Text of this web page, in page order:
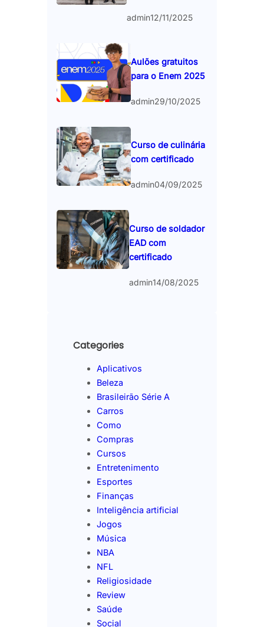
admin12/11/2025
Aulões gratuitos
para o Enem 2025
admin29/10/2025
Curso de culinária
com certificado
admin04/09/2025
Curso de soldador
EAD com
certificado
admin14/08/2025
Categories
Aplicativos
Beleza
Brasileirão Série A
Carros
Como
Compras
Cursos
Entretenimento
Esportes
Finanças
Inteligência artificial
Jogos
Música
NBA
NFL
Religiosidade
Review
Saúde
Social